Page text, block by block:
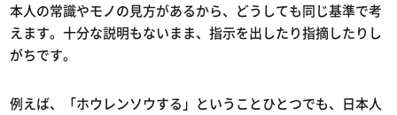
本人の常識やモノの見方があるから、どうしても同じ基準で考
えます。十分な説明もないまま、指示を出したり指摘したりし
がちです。
例えば、「ホウレンソウする」ということひとつでも、日本人